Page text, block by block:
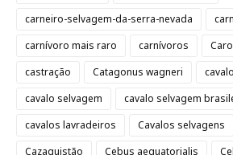
carneiro-selvagem-da-serra-nevada
carnívoro mais raro
carnívoros
castração
Catagonus wagneri
cavalo selvagem
cavalo selvagem
cavalos lavradeiros
Cavalos selvagens
Cazaquistão
Cebus aequatorialis